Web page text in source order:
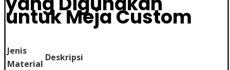
untuk Meja Custom
Jenis
Material
Deskripsi